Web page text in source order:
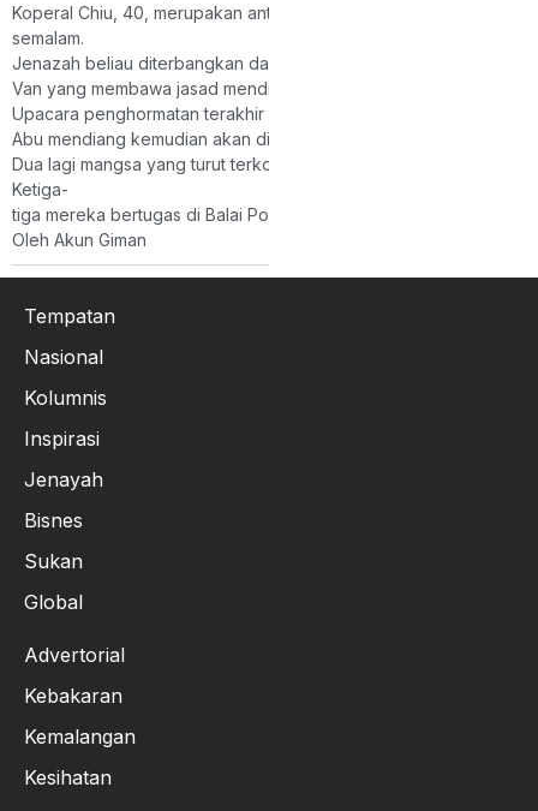
Koperal Chiu, 40, merupakan antara tiga anggota polis yang
semalam.
Jenazah beliau diterbangkan dari Lapangan Terbang Pasukan
Van yang membawa jasad mendiang kemudian diiringi
Upacara penghormatan terakhir akan diadakan di dewan
Abu mendiang kemudian akan disemadikan di Methodist Grace
Dua lagi mangsa yang turut terkorban dalam kejadian itu ialah
Ketiga-
tiga mereka bertugas di Balai Polis Weston, Beaufort.
Oleh Akun Giman
Tempatan
Nasional
Kolumnis
Inspirasi
Jenayah
Bisnes
Sukan
Global
Advertorial
Kebakaran
Kemalangan
Kesihatan